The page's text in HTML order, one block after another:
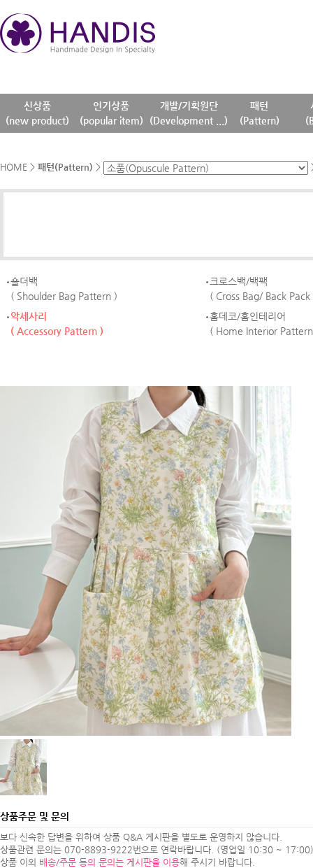
신상품
(new product)
인기상품
(popular item)
개발/기획원단
(Development ...)
패턴
(Pattern)
HOME > 패턴(Pattern) >
숄더백
( Shoulder Bag Pattern )
크로스백/백팩
( Cross Bag/ Back
악세사리
( Accessory Pattern )
홈데코/홈인테리어
( Home Interior
상품주문 및 문의
보다 신속한 답변을 위하여 상품 Q&A 게시판을 별도로 운영하지 않습니다.
상품관련 문의는 070-8893-9222번으로 연락바랍니다. (영업일 10:30 ~ 17:00)
상품 이외 배송/주문 등의 문의는 게시판을 이용해 주시기 바랍니다.